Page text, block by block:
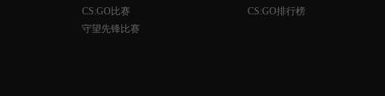
CS:GO比赛
守望先锋比赛
CS:GO排行榜